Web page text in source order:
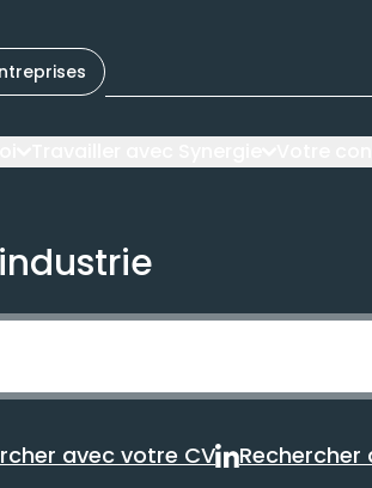
Vous aurez 10 secondes
Rechercher avec votre CV
avec votre CV Rechercher